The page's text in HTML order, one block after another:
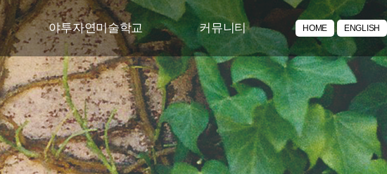
야투자연미술학교
교육/체험 프로그램
꿈다락 토요문화학교
커뮤니티
공지사항
주요뉴스
포토갤러리
동영상갤러리
아카이브
HOME ENGLISH